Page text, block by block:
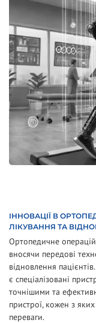
ІННОВАЦІЇ В
ЛІКУВАННЯ ТА
Ортопедичне
вносячи передові
відновлення
є спеціалізовані
точнішими та
пристрої, кожен з
переваги.